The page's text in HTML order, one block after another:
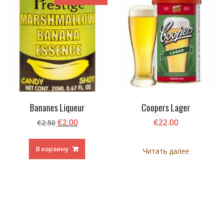
Bananes Liqueur
€2.50 Первоначальная
составляла
€2.50.
€2.00Текущая
В корзину
Coopers Lager
€22.00
Читать далее